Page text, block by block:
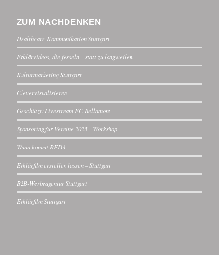
ZUM NACHDENKEN
Healthcare-Kommunikation Stuttgart
Erklärvideos, die fesseln – statt zu langweilen.
Kulturmarketing Stuttgart
Clevervisualisieren
Geschützt: Livestream FC Bellamont
Sponsoring für Vereine 2025 – Workshop
Wann kommt RED3
Erklärfilm erstellen lassen – Stuttgart
B2B-Werbeagentur Stuttgart
Erklärfilm Stuttgart